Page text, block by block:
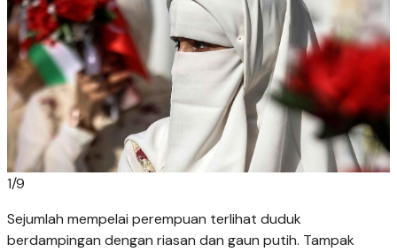
1/9
Sejumlah mempelai perempuan terlihat duduk
berdampingan dengan riasan dan gaun putih. Tampak